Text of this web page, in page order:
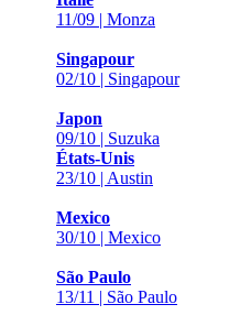
11/09 | Monza
Singapour
02/10 | Singapour
Japon
09/10 | Suzuka
États-Unis
23/10 | Austin
Mexico
30/10 | Mexico
São Paulo
13/11 | São Paulo